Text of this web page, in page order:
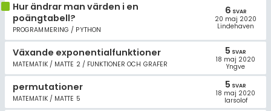
Hur ändrar man värden i en
poängtabell?
PROGRAMMERING / PYTHON
6 SVAR
20 maj 2020
Lindehaven
Växande exponentialfunktioner
MATEMATIK / MATTE 2 / FUNKTIONER OCH GRAFER
5 SVAR
18 maj 2020
Yngve
permutationer
MATEMATIK / MATTE 5
5 SVAR
18 maj 2020
larsolof